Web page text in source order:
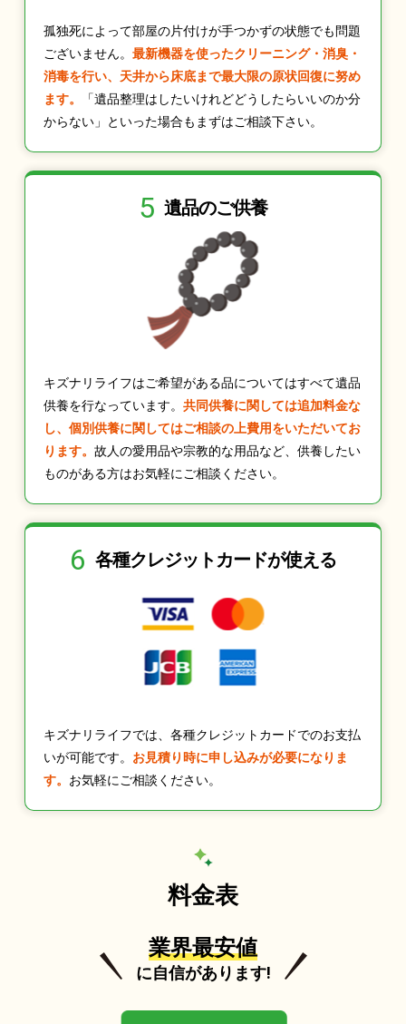
孤独死によって部屋の片付けが手つかずの状態でも問題
ございません。 最新機器を使ったクリーニング・消臭・
消毒を行い、天井から床底まで最大限の原状回復に努め
ます。
「遺品整理はしたいけれどどうしたらいいのか分
からない」といった場合もまずはご相談下さい。
5 遺品のご供養
キズナリライフはご希望がある品についてはすべて遺品
供養を行なっています。 共同供養に関しては追加料金な
し、個別供養に関してはご相談の上費用をいただいてお
ります。 故人の愛用品や宗教的な用品など、供養したい
ものがある方はお気軽にご相談ください。
6 各種クレジットカードが使える
キズナリライフでは、各種クレジットカードでのお支払
いが可能です。 お見積り時に申し込みが必要になりま
す。 お気軽にご相談ください。
料金表
業界最安値
に自信があります!